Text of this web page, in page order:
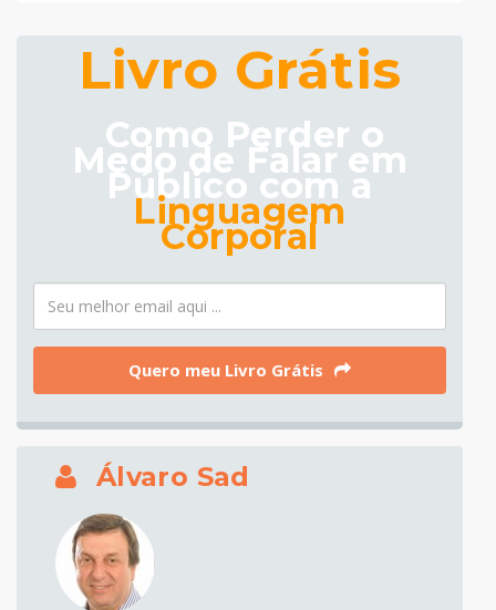
Livro Grátis
Como Perder o
Medo de Falar em
Público com a
Linguagem
Corporal
Quero meu Livro Grátis
Álvaro Sad